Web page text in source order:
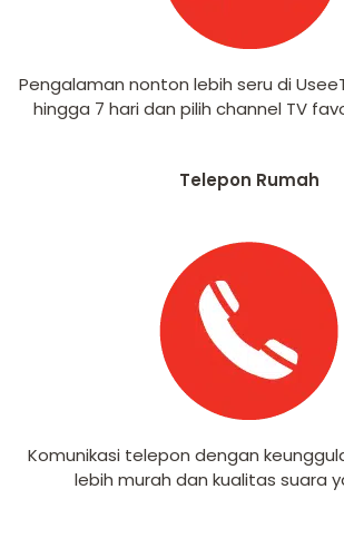
Pengalaman nonton lebih seru di
hingga 7 hari dan pilih channel TV
Telepon Rumah
Komunikasi telepon dengan
lebih murah dan kualitas suara